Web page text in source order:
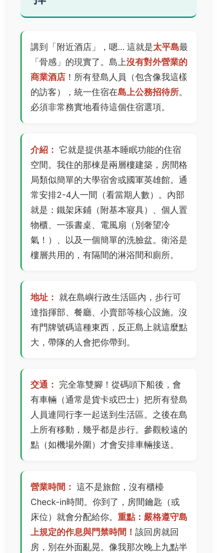
講到「附近酒店」，嗯… 這就是太平島最
「骨感」的現實了。島上沒有對外營業的
商業酒店！所有登島人員（包含像我這樣
的訪客），統一住宿在島上公務招待所。
必須非常務實地看待這個住宿選項。
介紹： 它就是提供基本睡眠功能的住宿
空間。我住的那棟是兩層樓建築，房間格
局類似簡單的大學宿舍或國軍英雄館。通
常安排2-4人一間（看當期人數）。內部
就是：鐵架床鋪（附基本寢具）、個人置
物櫃、一張書桌、電風扇（別奢望冷
氣！）、以及一個簡單的洗臉盆。衛浴是
樓層共用的，有隔間的淋浴間和廁所。
地址：
就在島嶼行政生活區內，步行可
達指揮部、餐廳、小賣部等核心設施。沒
有門牌號碼這種東西，反正島上就這麼點
大，帶隊的人會把你帶到。
交通：
完全靠雙腳！從碼頭下船後，會
有車輛（通常是貨卡或巴士）把所有登島
人員連同行李一起送到生活區。之後在島
上所有移動，幾乎都是步行。參觀較遠的
點（如機場外圍）才會安排車輛接送。
營業時間： 這不是旅館，沒有櫃檯
Check-in時間。你到了，房間鑰匙（或
床位）就會分配給你。 重點：嚴格遵守島
上規定的作息與門禁時間！ 該回房就回
房，別在外面亂晃。像我那次晚上九點半